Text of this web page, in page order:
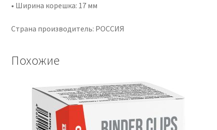
• Ширина корешка: 17 мм
Страна производитель: РОССИЯ
Похожие